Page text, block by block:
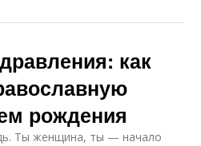
как
рождения
Ты женщина, ты — начало